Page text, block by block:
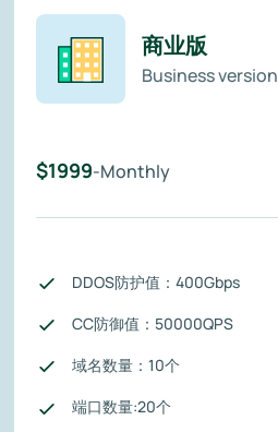
商业版
Business version
$1999-Monthly
DDOS防护值：400Gbps
CC防御值：50000QPS
域名数量：10个
端口数量:20个